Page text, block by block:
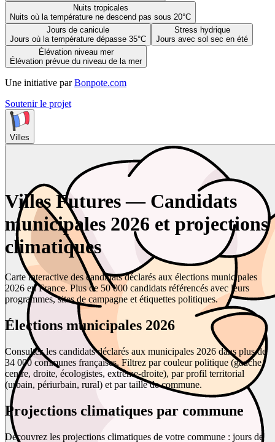
Nuits tropicales
Nuits où la température ne descend pas sous 20°C
Jours de canicule
Jours où la température dépasse 35°C
Stress hydrique
Jours avec sol sec en été
Élévation niveau mer
Élévation prévue du niveau de la mer
Une initiative par Bonpote.com
Soutenir le projet
Villes
Villes Futures — Candidats
municipales 2026 et projections
climatiques
Carte interactive des candidats déclarés aux élections municipales
2026 en France. Plus de 50 000 candidats référencés avec leurs
programmes, sites de campagne et étiquettes politiques.
Élections municipales 2026
Consultez les candidats déclarés aux municipales 2026 dans plus de
34 000 communes françaises. Filtrez par couleur politique (gauche,
centre, droite, écologistes, extrême-droite), par profil territorial
(urbain, périurbain, rural) et par taille de commune.
Projections climatiques par commune
Découvrez les projections climatiques de votre commune : jours de